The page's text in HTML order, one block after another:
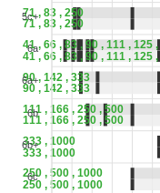
71 , 83 , 250
90 , 142 , 333
111 , 166 , 250 , 500
333 , 1000
250 , 500 , 1000
71 , 83 , 250
90 , 142 , 333
111 , 166 , 250 , 500
333 , 1000
250 , 500 , 1000
5c+
6a
6a+
6b
6b+
6c